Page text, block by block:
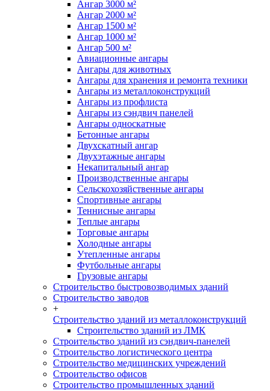
Ангар 3000 м²
Ангар 2000 м²
Ангар 1500 м²
Ангар 1000 м²
Ангар 500 м²
Авиационные ангары
Ангары для животных
Ангары для хранения и ремонта техники
Ангары из металлоконструкций
Ангары из профлиста
Ангары из сэндвич панелей
Ангары односкатные
Бетонные ангары
Двухскатный ангар
Двухэтажные ангары
Некапитальный ангар
Производственные ангары
Сельскохозяйственные ангары
Спортивные ангары
Теннисные ангары
Теплые ангары
Торговые ангары
Холодные ангары
Утепленные ангары
Футбольные ангары
Грузовые ангары
Строительство быстровозводимых зданий
Строительство заводов
+
Строительство зданий из металлоконструкций
Строительство зданий из ЛМК
Строительство зданий из сэндвич-панелей
Строительство логистического центра
Строительство медицинских учреждений
Строительство офисов
Строительство промышленных зданий